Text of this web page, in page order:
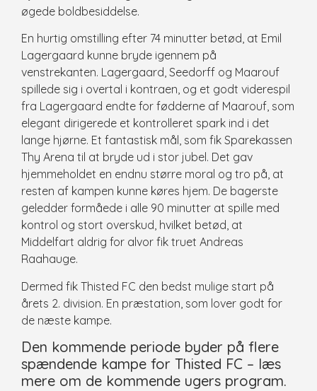
øgede boldbesiddelse.
En hurtig omstilling efter 74 minutter betød, at Emil
Lagergaard kunne bryde igennem på
venstrekanten. Lagergaard, Seedorff og Maarouf
spillede sig i overtal i kontraen, og et godt viderespil
fra Lagergaard endte for fødderne af Maarouf, som
elegant dirigerede et kontrolleret spark ind i det
lange hjørne. Et fantastisk mål, som fik Sparekassen
Thy Arena til at bryde ud i stor jubel. Det gav
hjemmeholdet en endnu større moral og tro på, at
resten af kampen kunne køres hjem. De bagerste
geledder formåede i alle 90 minutter at spille med
kontrol og stort overskud, hvilket betød, at
Middelfart aldrig for alvor fik truet Andreas
Raahauge.
Dermed fik Thisted FC den bedst mulige start på
årets 2. division. En præstation, som lover godt for
de næste kampe.
Den kommende periode byder på flere
spændende kampe for Thisted FC – læs
mere om de kommende ugers program.